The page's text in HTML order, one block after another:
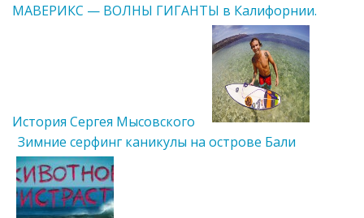
МАВЕРИКС — ВОЛНЫ ГИГАНТЫ в Калифорнии.
История Сергея Мысовского
Зимние серфинг каникулы на острове Бали